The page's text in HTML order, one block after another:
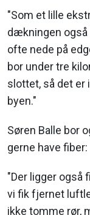
"Som et lille
dækningen også
ofte nede på
bor under tre
slottet, så det er
byen."
Søren Balle bor
gerne have fiber:
"Der ligger også
vi fik fjernet
ikke tomme rør,